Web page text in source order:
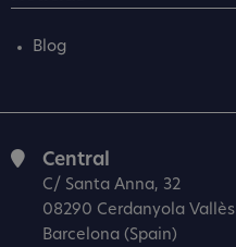
Blog
Central
C/ Santa Anna, 32
08290 Cerdanyola Vallès
Barcelona (Spain)